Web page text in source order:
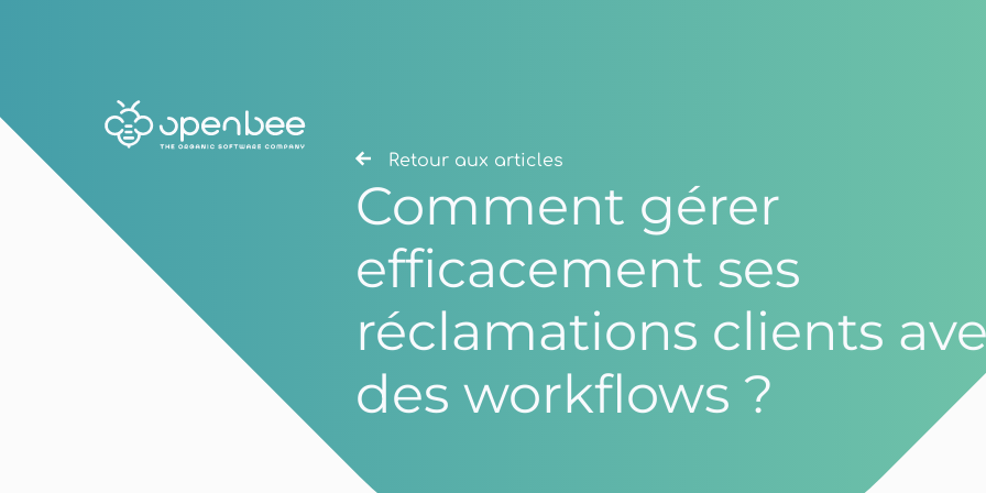
Retour aux articles
Comment gérer
efficacement ses
réclamations clients
des workflows ?